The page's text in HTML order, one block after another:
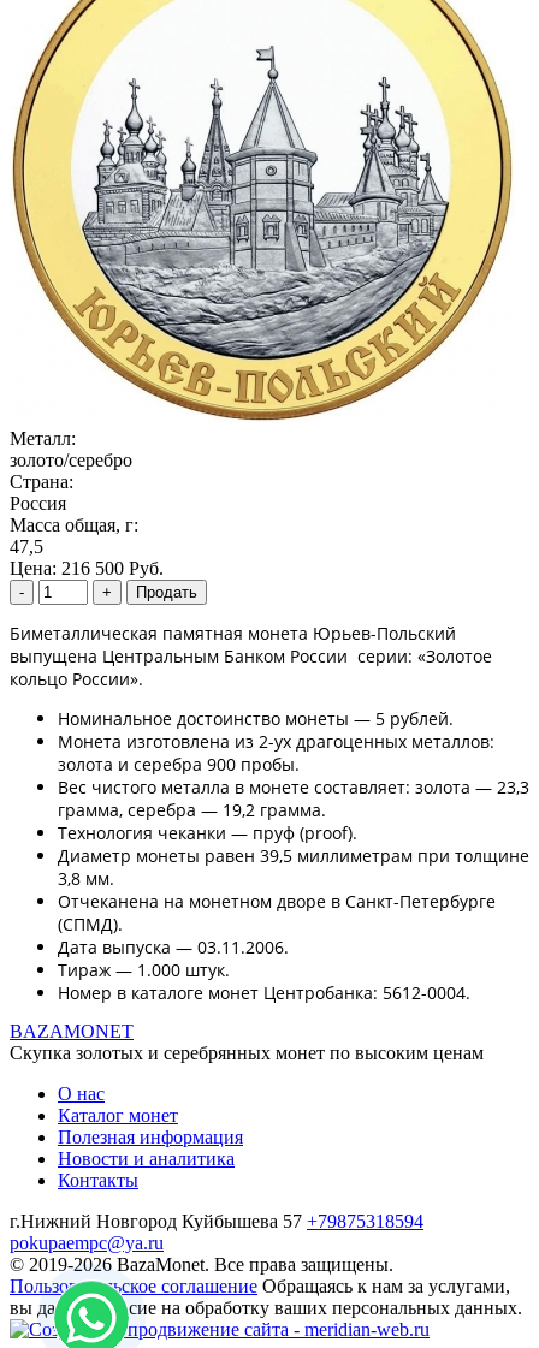
Металл:
золото/серебро
Страна:
Россия
Масса общая, г:
47,5
Цена: 216 500 Руб.
Биметаллическая памятная монета Юрьев-Польский
выпущена Центральным Банком России серии: «Золотое
кольцо России».
Номинальное достоинство монеты — 5 рублей.
Монета изготовлена из 2-ух драгоценных металлов:
золота и серебра 900 пробы.
Вес чистого металла в монете составляет: золота — 23,3
грамма, серебра — 19,2 грамма.
Технология чеканки — пруф (proof).
Диаметр монеты равен 39,5 миллиметрам при толщине
3,8 мм.
Отчеканена на монетном дворе в Санкт-Петербурге
(СПМД).
Дата выпуска — 03.11.2006.
Тираж — 1.000 штук.
Номер в каталоге монет Центробанка: 5612-0004.
BAZAMONET
Скупка золотых и серебрянных монет по высоким ценам
О нас
Каталог монет
Полезная информация
Новости и аналитика
Контакты
г.Нижний Новгород Куйбышева 57 +79875318594
pokupaempc@ya.ru
© 2019-2026 BazaMonet. Все права защищены.
Пользовательское соглашение Обращаясь к нам за услугами,
вы даете согласие на обработку ваших персональных данных.